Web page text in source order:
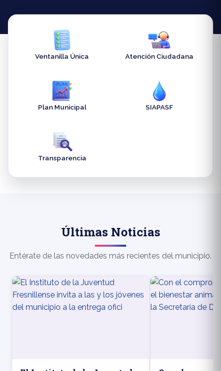
Ventanilla Única Atención Ciudadana
Plan Municipal SIAPASF
Transparencia
Últimas Noticias
Entérate de las novedades más recientes del municipio.